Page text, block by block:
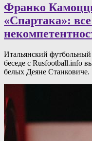
Франко
«Спартака»:
Итальянский
беседе с Rusfootball.info
белых Деяне Станковиче.